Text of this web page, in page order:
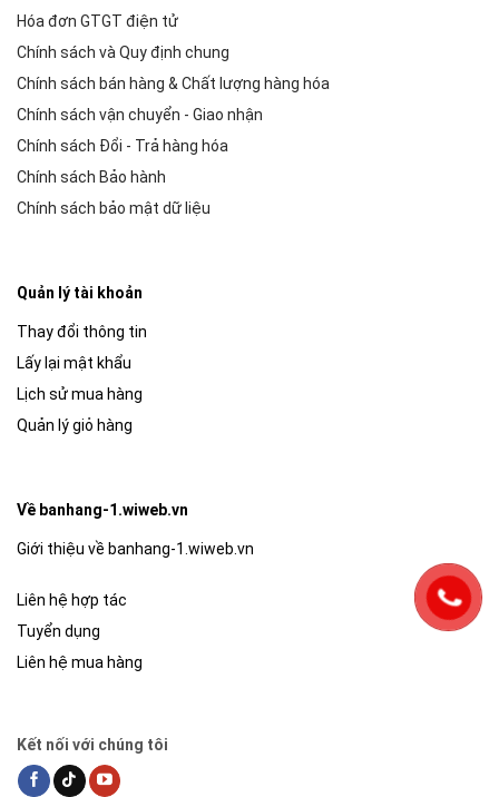
Hóa đơn GTGT điện tử
Chính sách và Quy định chung
Chính sách bán hàng & Chất lượng hàng hóa
Chính sách vận chuyển - Giao nhận
Chính sách Đổi - Trả hàng hóa
Chính sách Bảo hành
Chính sách bảo mật dữ liệu
Quản lý tài khoản
Thay đổi thông tin
Lấy lại mật khẩu
Lịch sử mua hàng
Quản lý giỏ hàng
Về banhang-1.wiweb.vn
Giới thiệu về banhang-1.wiweb.vn
Liên hệ hợp tác
Tuyển dụng
Liên hệ mua hàng
Kết nối với chúng tôi